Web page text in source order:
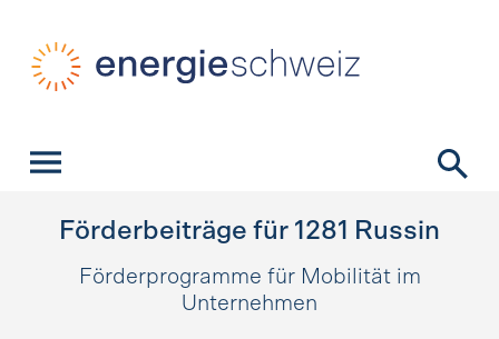
Förderbeiträge für 1281 Russin
Förderprogramme für Mobilität im
Unternehmen